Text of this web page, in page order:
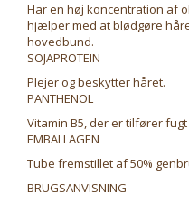
Har en høj koncentration af
hjælper med at blødgøre
hovedbund.
SOJAPROTEIN
Plejer og beskytter håret.
PANTHENOL
Vitamin B5, der er tilfører
EMBALLAGEN
Tube fremstillet af 50%
BRUGSANVISNING